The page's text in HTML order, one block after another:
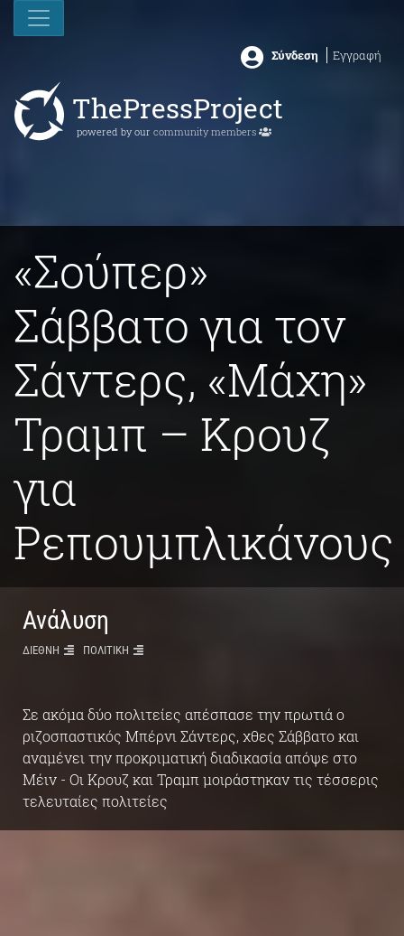
Σύνδεση Εγγραφή
ThePressProject
powered by our community members
«Σούπερ»
Σάββατο για τον
Σάντερς, «Μάχη»
Τραμπ – Κρουζ
για
Ρεπουμπλικάνους
Ανάλυση
ΔΙΕΘΝΗ ΠΟΛΙΤΙΚΗ
Σε ακόμα δύο πολιτείες απέσπασε την πρωτιά ο
ριζοσπαστικός Μπέρνι Σάντερς, χθες Σάββατο και
αναμένει την προκριματική διαδικασία απόψε στο
Μέιν - Οι Κρουζ και Τραμπ μοιράστηκαν τις τέσσερις
τελευταίες πολιτείες